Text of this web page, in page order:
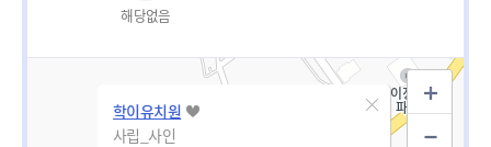
해당없음
학이유치원
사립_사인